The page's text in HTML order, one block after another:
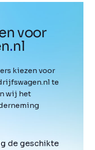
voor
.nl
kiezen voor
te
wij het
de geschikte